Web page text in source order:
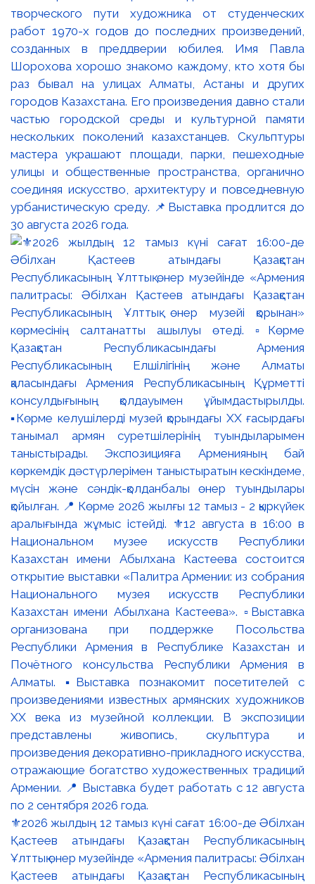
творческого пути художника от студенческих
работ 1970-х годов до последних произведений,
созданных в преддверии юбилея. Имя Павла
Шорохова хорошо знакомо каждому, кто хотя бы
раз бывал на улицах Алматы, Астаны и других
городов Казахстана. Его произведения давно стали
частью городской среды и культурной памяти
нескольких поколений казахстанцев. Скульптуры
мастера украшают площади, парки, пешеходные
улицы и общественные пространства, органично
соединяя искусство, архитектуру и повседневную
урбанистическую среду. 📌Выставка продлится до
30 августа 2026 года.
⚜️2026 жылдың 12 тамыз күні сағат 16:00-де Әбілхан
Қастеев атындағы Қазақстан Республикасының
Ұлттық өнер музейінде «Армения палитрасы: Әбілхан
Қастеев атындағы Қазақстан Республикасының